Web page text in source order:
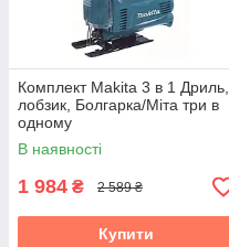
Комплект Makita 3 в 1 Дриль,
лобзик, Болгарка/Міта три в
одному
В наявності
1 984 ₴ 2 589 ₴
Купити